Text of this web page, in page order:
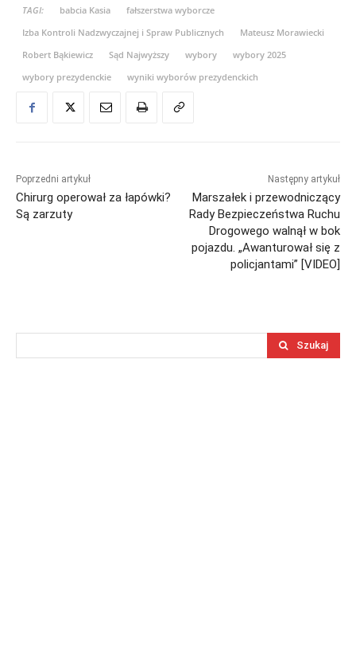
TAGI:
babcia Kasia
fałszerstwa wyborcze
Izba Kontroli Nadzwyczajnej i Spraw Publicznych
Mateusz Morawiecki
Robert Bąkiewicz
Sąd Najwyższy wybory
wybory 2025
wybory prezydenckie
wyniki wyborów prezydenckich
Poprzedni artykuł
Chirurg operował za łapówki?
Są zarzuty
Następny artykuł
Marszałek i przewodniczący
Rady Bezpieczeństwa Ruchu
Drogowego walnął w bok
pojazdu. „Awanturował się z
policjantami” [VIDEO]
Szukaj